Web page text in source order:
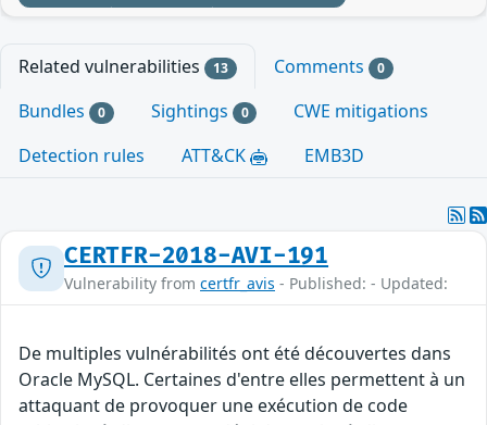
Related vulnerabilities 13 Comments 0
Bundles 0 Sightings 0
CWE mitigations
Detection rules
ATT&CK EMB3D
CERTFR-2018-AVI-191
Vulnerability from certfr_avis - Published: - Updated:
De multiples vulnérabilités ont été découvertes dans
Oracle MySQL. Certaines d'entre elles permettent à un
attaquant de provoquer une exécution de code